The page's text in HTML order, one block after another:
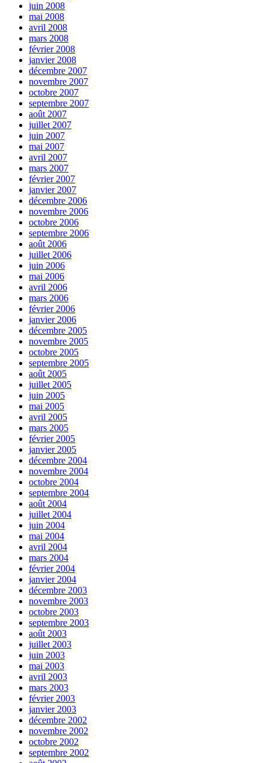
juin 2008
mai 2008
avril 2008
mars 2008
février 2008
janvier 2008
décembre 2007
novembre 2007
octobre 2007
septembre 2007
août 2007
juillet 2007
juin 2007
mai 2007
avril 2007
mars 2007
février 2007
janvier 2007
décembre 2006
novembre 2006
octobre 2006
septembre 2006
août 2006
juillet 2006
juin 2006
mai 2006
avril 2006
mars 2006
février 2006
janvier 2006
décembre 2005
novembre 2005
octobre 2005
septembre 2005
août 2005
juillet 2005
juin 2005
mai 2005
avril 2005
mars 2005
février 2005
janvier 2005
décembre 2004
novembre 2004
octobre 2004
septembre 2004
août 2004
juillet 2004
juin 2004
mai 2004
avril 2004
mars 2004
février 2004
janvier 2004
décembre 2003
novembre 2003
octobre 2003
septembre 2003
août 2003
juillet 2003
juin 2003
mai 2003
avril 2003
mars 2003
février 2003
janvier 2003
décembre 2002
novembre 2002
octobre 2002
septembre 2002